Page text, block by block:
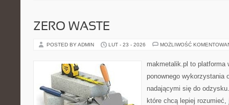
ZERO WASTE
POSTED BY ADMIN LUT - 23 - 2026 MOŻLIWOŚĆ
makmetalik.pl to platforma
ponownego wykorzystania
nadającymi się do
które chcą lepiej rozumieć,